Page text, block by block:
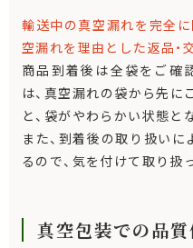
輸送中の真空漏れを完全
空漏れを理由とした返品・
商品到着後は全袋をご確
は、真空漏れの袋から先に
と、袋がやわらかい状態と
また、到着後の取り扱い
るので、気を付けて取り扱
真空包装での品質